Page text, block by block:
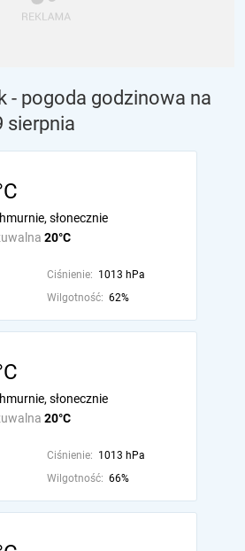
- pogoda godzinowa na
sierpnia
20°C
słonecznie
Ciśnienie: 1013 hPa
Wilgotność: 62%
20°C
słonecznie
Ciśnienie: 1013 hPa
Wilgotność: 66%